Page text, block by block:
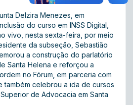
Delzira Menezes, em
do curso em INSS Digital,
vivo, nesta sexta-feira, por meio
da subseção, Sebastião
a construção do parlatório
Santa Helena e reforçou a
no Fórum, em parceria com
também celebrou a ida de cursos
de Advocacia em Santa